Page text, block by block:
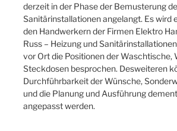
derzeit in der Phase der Bemusterung
Sanitärinstallationen angelangt. Es wird
den Handwerkern der Firmen Elektro
Russ – Heizung und
vor Ort die Positionen der Waschtische,
Steckdosen besprochen. Desweiteren
Durchführbarkeit der Wünsche,
und die Planung und Ausführung
angepasst werden.